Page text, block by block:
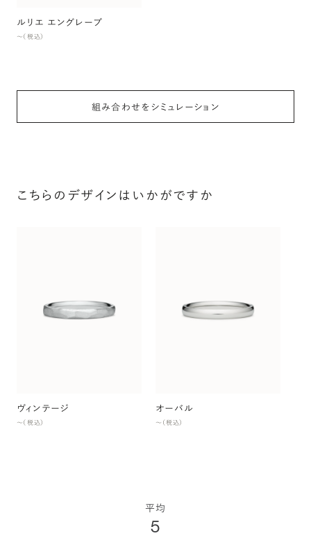
ルリエ エングレーブ
〜（税込）
組み合わせをシミュレーション
こちらのデザインはいかがですか
ヴィンテージ
〜（税込）
オーバル
〜（税込）
平均
5